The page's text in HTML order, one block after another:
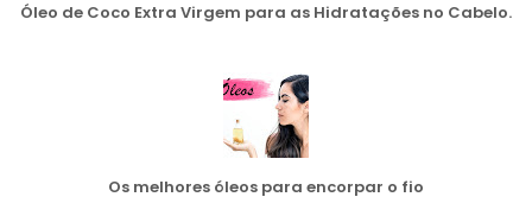
Óleo de Coco Extra Virgem para as Hidratações no Cabelo.
Os melhores óleos para encorpar o fio